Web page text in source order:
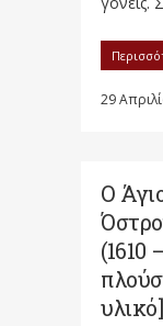
29
Ο
(1610
υλικό]